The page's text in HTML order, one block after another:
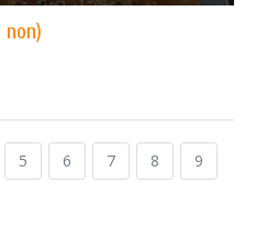
5 6 7 8
9